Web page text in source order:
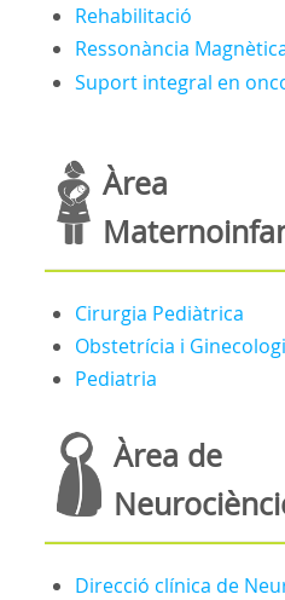
Rehabilitació
Ressonància
Suport integral en
Àrea
Cirurgia Pediàtrica
Obstetrícia i
Pediatria
Àrea de
Direcció clínica de